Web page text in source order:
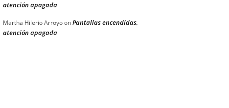
atención apagada
Martha Hilerio ArroyoonPantallas encendidas,
atención apagada